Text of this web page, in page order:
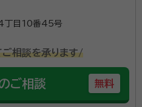
丁目10番45号
ご相談を承ります/
ご相談 無料